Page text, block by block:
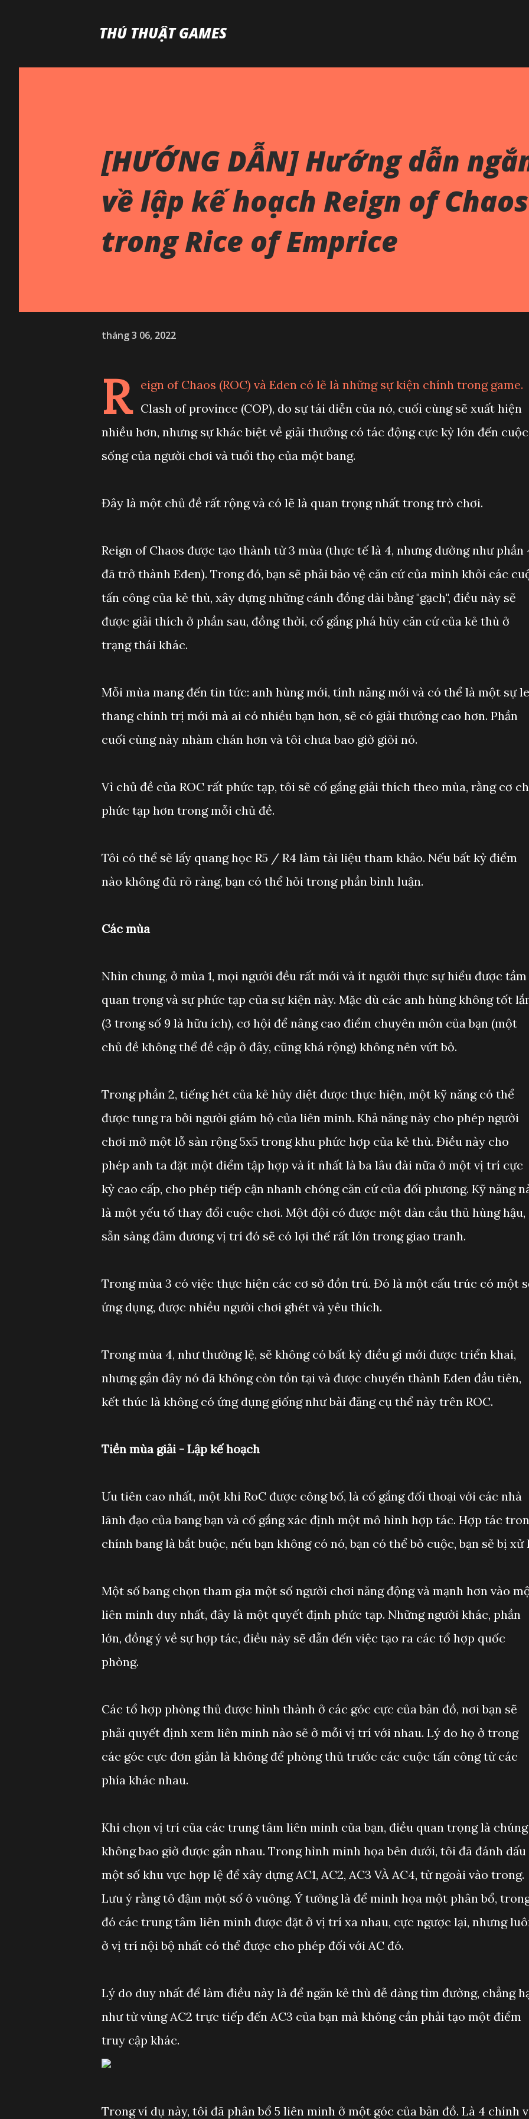
THỦ THUẬT GAMES
[HƯỚNG DẪN] Hướng dẫn
về lập kế hoạch Reign of Chaos
trong Rice of Emprice
tháng 3 06, 2022
R
eign of Chaos (ROC) và Eden có lẽ là những sự kiện chính trong game.
Clash of province (COP), do sự tái diễn của nó, cuối cùng sẽ xuất hiện
nhiều hơn, nhưng sự khác biệt về giải thưởng có tác động cực kỳ lớn đến cuộc
sống của người chơi và tuổi thọ của một bang.
Đây là một chủ đề rất rộng và có lẽ là quan trọng nhất trong trò chơi.
Reign of Chaos được tạo thành từ 3 mùa (thực tế là 4, nhưng dường như phần
đã trở thành Eden). Trong đó, bạn sẽ phải bảo vệ căn cứ của mình khỏi các
tấn công của kẻ thù, xây dựng những cánh đồng dài bằng "gạch", điều này sẽ
được giải thích ở phần sau, đồng thời, cố gắng phá hủy căn cứ của kẻ thù ở
trạng thái khác.
Mỗi mùa mang đến tin tức: anh hùng mới, tính năng mới và có thể là một sự
thang chính trị mới mà ai có nhiều bạn hơn, sẽ có giải thưởng cao hơn. Phần
cuối cùng này nhàm chán hơn và tôi chưa bao giờ giỏi nó.
Vì chủ đề của ROC rất phức tạp, tôi sẽ cố gắng giải thích theo mùa, rằng cơ
phức tạp hơn trong mỗi chủ đề.
Tôi có thể sẽ lấy quang học R5 / R4 làm tài liệu tham khảo. Nếu bất kỳ điểm
nào không đủ rõ ràng, bạn có thể hỏi trong phần bình luận.
Các mùa
Nhìn chung, ở mùa 1, mọi người đều rất mới và ít người thực sự hiểu được tầm
quan trọng và sự phức tạp của sự kiện này. Mặc dù các anh hùng không tốt
(3 trong số 9 là hữu ích), cơ hội để nâng cao điểm chuyên môn của bạn (một
chủ đề không thể đề cập ở đây, cũng khá rộng) không nên vứt bỏ.
Trong phần 2, tiếng hét của kẻ hủy diệt được thực hiện, một kỹ năng có thể
được tung ra bởi người giám hộ của liên minh. Khả năng này cho phép người
chơi mở một lỗ sàn rộng 5x5 trong khu phức hợp của kẻ thù. Điều này cho
phép anh ta đặt một điểm tập hợp và ít nhất là ba lâu đài nữa ở một vị trí cực
kỳ cao cấp, cho phép tiếp cận nhanh chóng căn cứ của đối phương. Kỹ năng
là một yếu tố thay đổi cuộc chơi. Một đội có được một dàn cầu thủ hùng hậu,
sẵn sàng đảm đương vị trí đó sẽ có lợi thế rất lớn trong giao tranh.
Trong mùa 3 có việc thực hiện các cơ sở đồn trú. Đó là một cấu trúc có một
ứng dụng, được nhiều người chơi ghét và yêu thích.
Trong mùa 4, như thường lệ, sẽ không có bất kỳ điều gì mới được triển khai,
nhưng gần đây nó đã không còn tồn tại và được chuyển thành Eden đầu tiên,
kết thúc là không có ứng dụng giống như bài đăng cụ thể này trên ROC.
Tiền mùa giải - Lập kế hoạch
Ưu tiên cao nhất, một khi RoC được công bố, là cố gắng đối thoại với các nhà
lãnh đạo của bang bạn và cố gắng xác định một mô hình hợp tác. Hợp tác
chính bang là bắt buộc, nếu bạn không có nó, bạn có thể bỏ cuộc, bạn sẽ bị xử
Một số bang chọn tham gia một số người chơi năng động và mạnh hơn vào
liên minh duy nhất, đây là một quyết định phức tạp. Những người khác, phần
lớn, đồng ý về sự hợp tác, điều này sẽ dẫn đến việc tạo ra các tổ hợp quốc
phòng.
Các tổ hợp phòng thủ được hình thành ở các góc cực của bản đồ, nơi bạn sẽ
phải quyết định xem liên minh nào sẽ ở mỗi vị trí với nhau. Lý do họ ở trong
các góc cực đơn giản là không để phòng thủ trước các cuộc tấn công từ các
phía khác nhau.
Khi chọn vị trí của các trung tâm liên minh của bạn, điều quan trọng là chúng
không bao giờ được gần nhau. Trong hình minh họa bên dưới, tôi đã đánh dấu
một số khu vực hợp lệ để xây dựng AC1, AC2, AC3 VÀ AC4, từ ngoài vào trong.
Lưu ý rằng tô đậm một số ô vuông. Ý tưởng là để minh họa một phân bổ,
đó các trung tâm liên minh được đặt ở vị trí xa nhau, cực ngược lại, nhưng
ở vị trí nội bộ nhất có thể được cho phép đối với AC đó.
Lý do duy nhất để làm điều này là để ngăn kẻ thù dễ dàng tìm đường, chẳng
như từ vùng AC2 trực tiếp đến AC3 của bạn mà không cần phải tạo một điểm
truy cập khác.
Trong ví dụ này, tôi đã phân bổ 5 liên minh ở một góc của bản đồ. Là 4 chính